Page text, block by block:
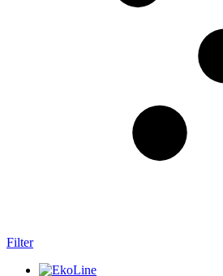
Filter